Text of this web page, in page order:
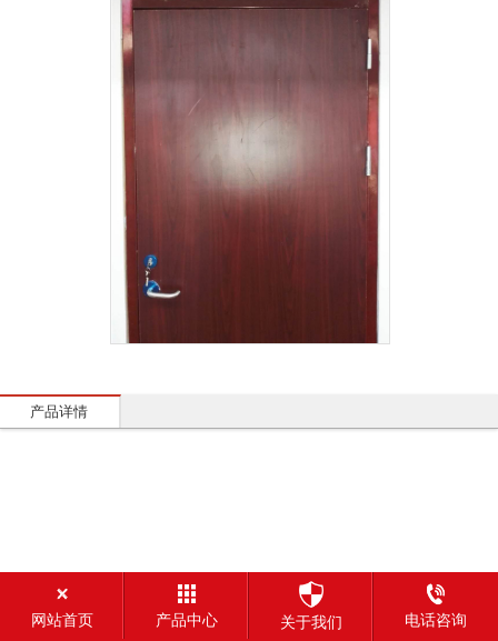
产品详情
网站首页 产品中心 关于我们 电话咨询